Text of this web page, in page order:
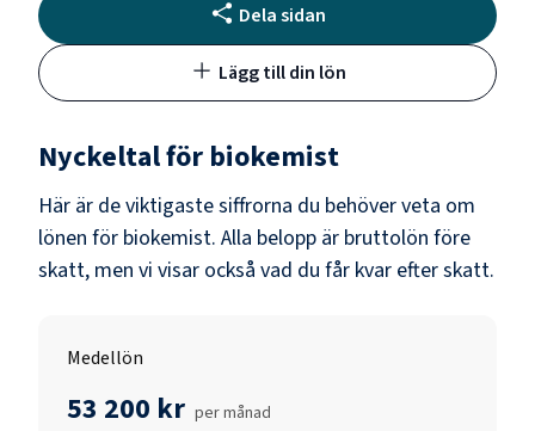
Dela sidan
Lägg till din lön
Nyckeltal för biokemist
Här är de viktigaste siffrorna du behöver veta om
lönen för biokemist. Alla belopp är bruttolön före
skatt, men vi visar också vad du får kvar efter skatt.
Medellön
53 200 kr per månad